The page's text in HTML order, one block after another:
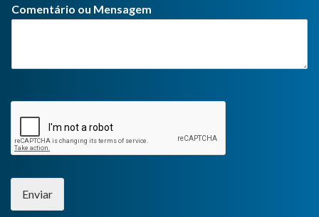
Comentário ou Mensagem
Enviar